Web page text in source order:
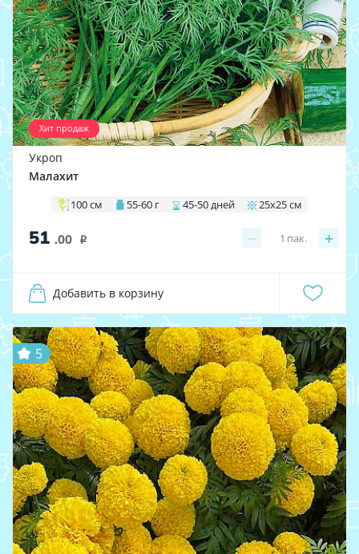
Хит продаж
Укроп
Малахит
100 см 55-60 г 45-50 дней 25х25 см
51 .00 i − +
1 пак.
Добавить в корзину
5